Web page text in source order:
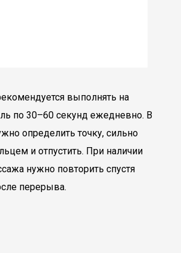
выполнять на
по 30–60 секунд ежедневно. В
определить точку, сильно
и отпустить. При наличии
нужно повторить спустя
перерыва.